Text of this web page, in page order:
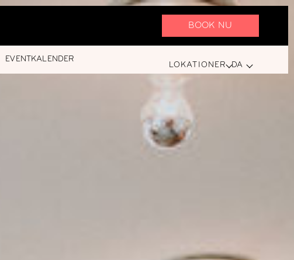
BOOK NU
EVENTKALENDER
LOKATIONER DA